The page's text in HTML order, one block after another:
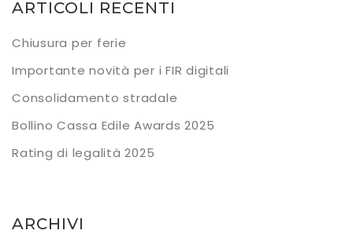
ARTICOLI RECENTI
Chiusura per ferie
Importante novità per i FIR digitali
Consolidamento stradale
Bollino Cassa Edile Awards 2025
Rating di legalità 2025
ARCHIVI